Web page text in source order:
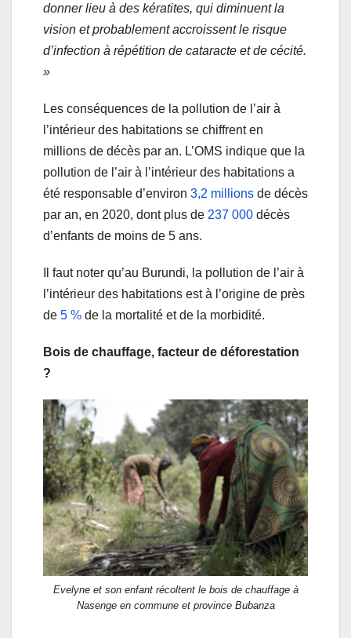
donner lieu à des kératites, qui diminuent la
vision et probablement accroissent le risque
d’infection à répétition de cataracte et de cécité.
»
Les conséquences de la pollution de l’air à
l’intérieur des habitations se chiffrent en
millions de décès par an. L’OMS indique que la
pollution de l’air à l’intérieur des habitations a
été responsable d’environ 3,2 millions de décès
par an, en 2020, dont plus de 237 000 décès
d’enfants de moins de 5 ans.
Il faut noter qu’au Burundi, la pollution de l’air à
l’intérieur des habitations est à l’origine de près
de 5 % de la mortalité et de la morbidité.
Bois de chauffage, facteur de déforestation
?
Evelyne et son enfant récoltent le bois de chauffage à
Nasenge en commune et province Bubanza